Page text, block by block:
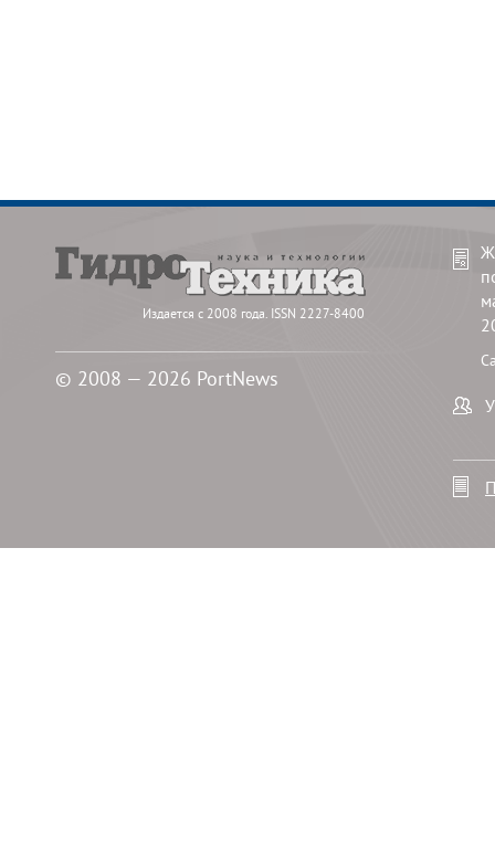
Издается с 2008 года. ISSN 2227-8400
© 2008 — 2026 PortNews